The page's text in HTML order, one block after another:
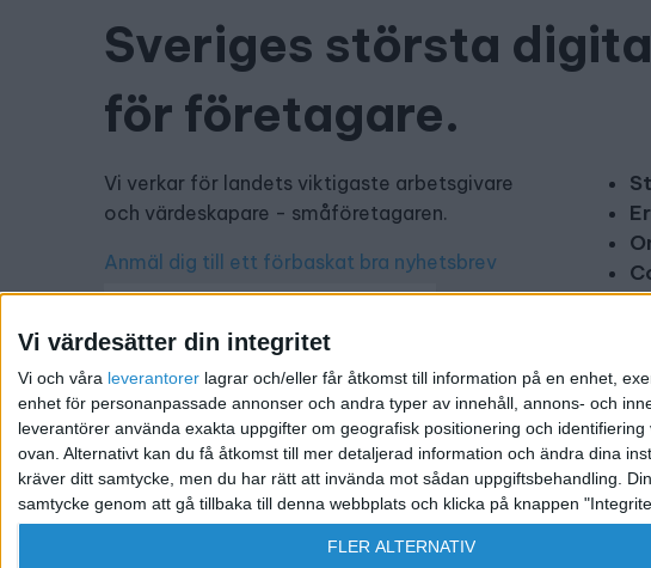
Vi värdesätter din integritet
Vi och våra leverantorer lagrar och/eller får åtkomst till information på en enhet,
enhet för personanpassade annonser och andra typer av innehåll, annons- och
leverantörer använda exakta uppgifter om geografisk positionering och
ovan. Alternativt kan du få åtkomst till mer detaljerad information och ändra dina
kräver ditt samtycke, men du har rätt att invända mot sådan uppgiftsbehandling.
samtycke genom att gå tillbaka till denna webbplats och klicka på knappen
FLER ALTERNATIV
Sveriges största
för företagare.
Vi verkar för landets viktigaste arbetsgivare
och värdeskapare - småföretagaren.
Anmäl dig till ett förbaskat bra nyhetsbrev
Har du ett nyhetstips?
Kontakta oss: info@foretagande.se
@ 2026 Företagande.se. All rights reserved. | Ansvarig utgivare: